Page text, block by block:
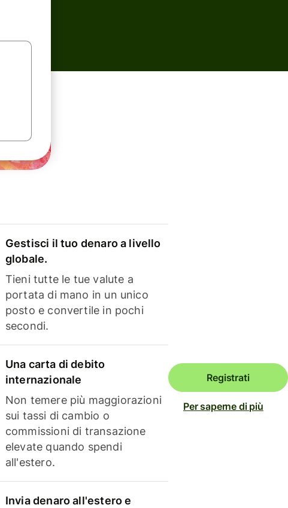
Gestisci il tuo denaro a livello
globale.
Tieni tutte le tue valute a
portata di mano in un unico
posto e convertile in pochi
secondi.
Una carta di debito
internazionale
Non temere più maggiorazioni
sui tassi di cambio o
commissioni di transazione
elevate quando spendi
all'estero.
Invia denaro all'estero e
Registrati
Per saperne di più